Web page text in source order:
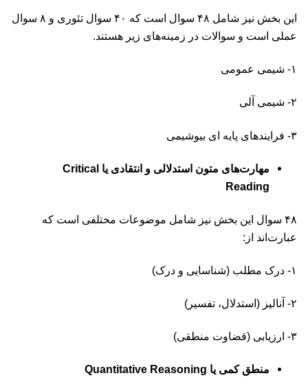
این بخش نیز شامل ۴۸ سوال است که ۴۰ سوال تئوری و ۸ سوال
عملی است و سوالات در زمینه‌های زیر هستند.
۱- شیمی عمومی
۲- شیمی آلی
۳- فرایندهای پایه ای بیوشیمی
مهارت‌های متون استدلالی و انتقادی یا Critical
Reading
۴۸ سوال این بخش نیز شامل موضوعات مختلفی است که
عبارت‌اند از:‌
۱- درک مطلب (شناسایی و درک)
۲- آنالیز (استدلال، تفسیر)
۳- ارزیابی (قضاوت منطقی)
منطق کمی یا Quantitative Reasoning